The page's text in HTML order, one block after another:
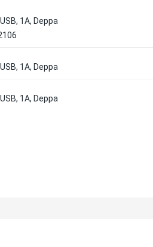
1A, Deppa
1A, Deppa
1A, Deppa